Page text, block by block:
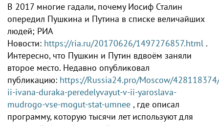
В 2017 многие гадали, почему Иосиф Сталин
опередил Пушкина и Путина в списке величайших
людей; РИА
Новости: https://ria.ru/20170626/1497276857.html .
Интересно, что Пушкин и Путин вдвоём заняли
второе место. Недавно опубликовал
публикацию: https://Russia24.pro/Moscow/
ii-ivana-duraka-peredelyvayut-v-ii-yaroslava-
mudrogo-vse-mogut-stat-umnee , где описал
программу, которую тысячи лет используют для